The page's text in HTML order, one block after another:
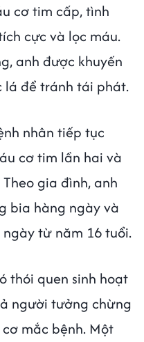
cơ tim cấp, tình
cực và lọc máu.
anh được khuyến
lá để tránh tái phát.
nhân tiếp tục
cơ tim lần hai và
gia đình, anh
bia hàng ngày và
từ năm 16 tuổi.
thói quen sinh hoạt
người tưởng chừng
mắc bệnh. Một